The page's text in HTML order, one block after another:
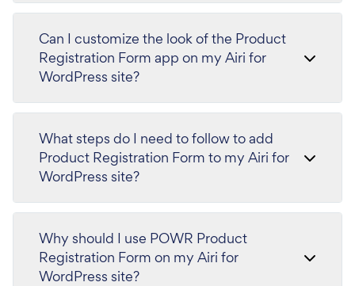
Can I customize the look of the Product
Registration Form app on my Airi for
WordPress site?
What steps do I need to follow to add
Product Registration Form to my Airi for
WordPress site?
Why should I use POWR Product
Registration Form on my Airi for
WordPress site?